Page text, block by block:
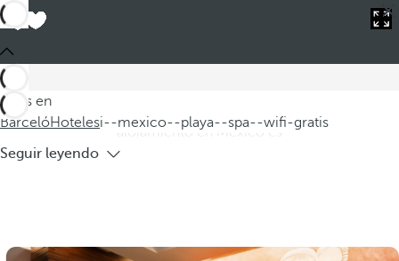
Estás en
BarcelóHotelesi--mexico--playa--spa--wifi-gratis
Barceló
gratis
Descubra nuestros hoteles en México, donde podrá disfrutar
de una experiencia única en la playa con spa y WIFI gratis. Este
alojamiento en México es
Seguir leyendo